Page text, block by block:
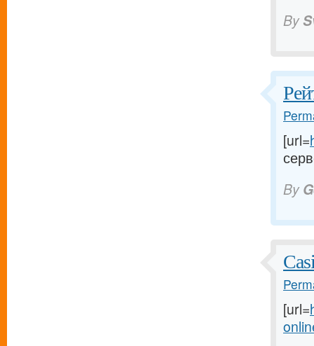
By
[url=
By
[url=